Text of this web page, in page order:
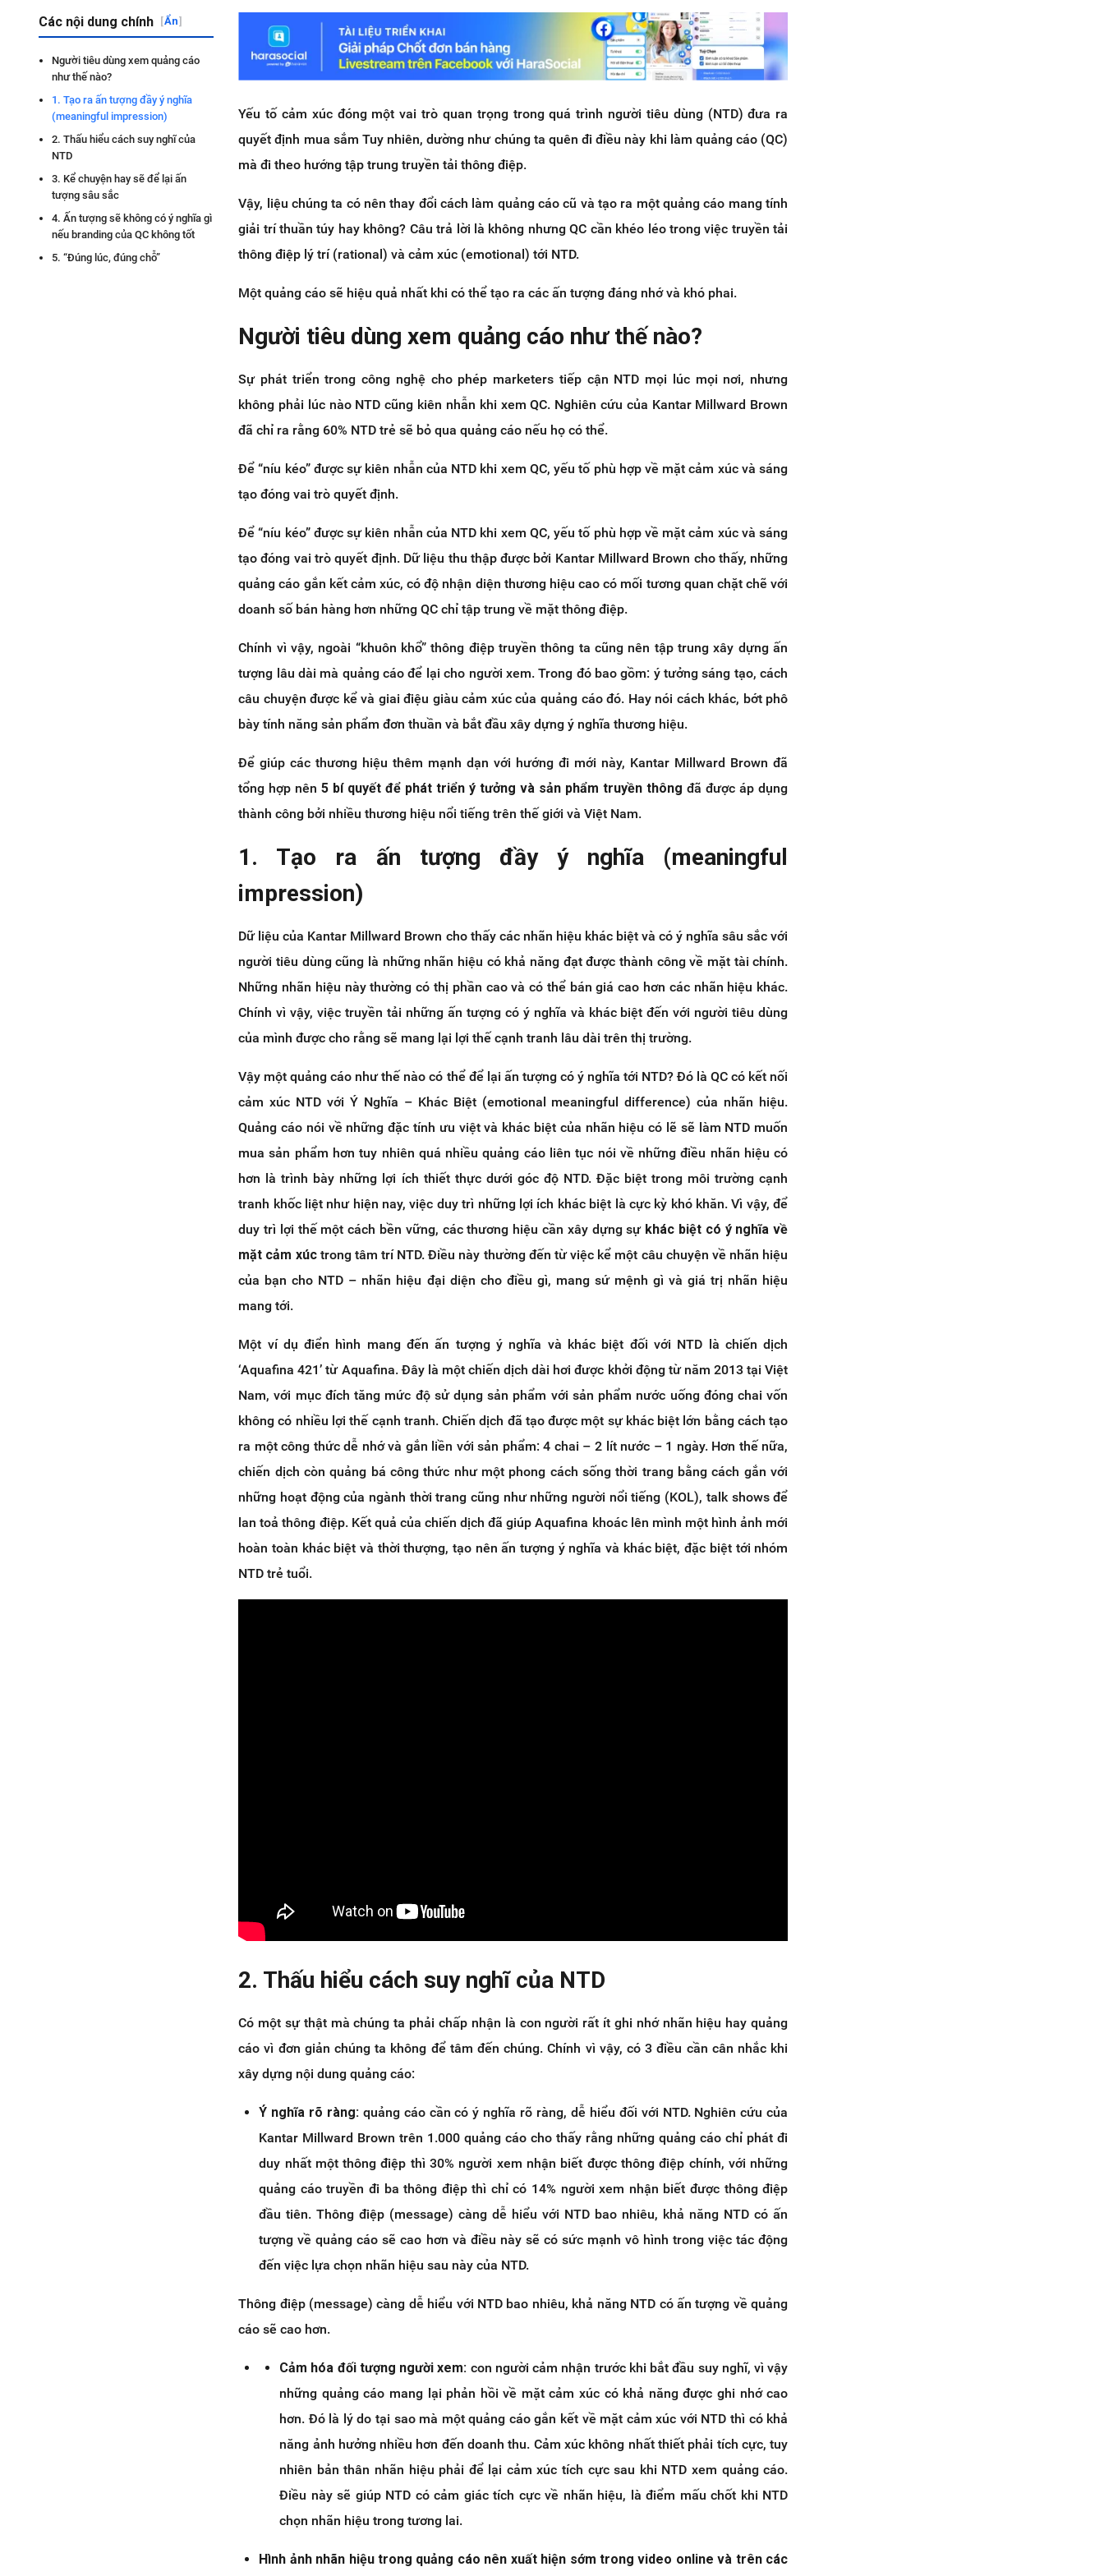
Các nội dung chính [Ẩn]
Người tiêu dùng xem quảng cáo
như thế nào?
1. Tạo ra ấn tượng đầy ý nghĩa
(meaningful impression)
2. Thấu hiểu cách suy nghĩ của
NTD
3. Kể chuyện hay sẽ để lại ấn
tượng sâu sắc
4. Ấn tượng sẽ không có ý nghĩa gì
nếu branding của QC không tốt
5. “Đúng lúc, đúng chỗ”
Yếu tố cảm xúc đóng một vai trò quan trọng trong quá trình người tiêu dùng (NTD) đưa ra
quyết định mua sắm Tuy nhiên, dường như chúng ta quên đi điều này khi làm quảng cáo (QC)
mà đi theo hướng tập trung truyền tải thông điệp.
Vậy, liệu chúng ta có nên thay đổi cách làm quảng cáo cũ và tạo ra một quảng cáo mang tính
giải trí thuần túy hay không? Câu trả lời là không nhưng QC cần khéo léo trong việc truyền tải
thông điệp lý trí (rational) và cảm xúc (emotional) tới NTD.
Một quảng cáo sẽ hiệu quả nhất khi có thể tạo ra các ấn tượng đáng nhớ và khó phai.
Người tiêu dùng xem quảng cáo như thế nào?
Sự phát triển trong công nghệ cho phép marketers tiếp cận NTD mọi lúc mọi nơi, nhưng
không phải lúc nào NTD cũng kiên nhẫn khi xem QC. Nghiên cứu của Kantar Millward Brown
đã chỉ ra rằng 60% NTD trẻ sẽ bỏ qua quảng cáo nếu họ có thể.
Để “níu kéo” được sự kiên nhẫn của NTD khi xem QC, yếu tố phù hợp về mặt cảm xúc và sáng
tạo đóng vai trò quyết định.
Để “níu kéo” được sự kiên nhẫn của NTD khi xem QC, yếu tố phù hợp về mặt cảm xúc và sáng
tạo đóng vai trò quyết định. Dữ liệu thu thập được bởi Kantar Millward Brown cho thấy, những
quảng cáo gắn kết cảm xúc, có độ nhận diện thương hiệu cao có mối tương quan chặt chẽ với
doanh số bán hàng hơn những QC chỉ tập trung về mặt thông điệp.
Chính vì vậy, ngoài “khuôn khổ” thông điệp truyền thông ta cũng nên tập trung xây dựng ấn
tượng lâu dài mà quảng cáo để lại cho người xem. Trong đó bao gồm: ý tưởng sáng tạo, cách
câu chuyện được kể và giai điệu giàu cảm xúc của quảng cáo đó. Hay nói cách khác, bớt phô
bày tính năng sản phẩm đơn thuần và bắt đầu xây dựng ý nghĩa thương hiệu.
Để giúp các thương hiệu thêm mạnh dạn với hướng đi mới này, Kantar Millward Brown đã
tổng hợp nên 5 bí quyết để phát triển ý tưởng và sản phẩm truyền thông đã được áp dụng
thành công bởi nhiều thương hiệu nổi tiếng trên thế giới và Việt Nam.
1. Tạo ra ấn tượng đầy ý nghĩa (meaningful
impression)
Dữ liệu của Kantar Millward Brown cho thấy các nhãn hiệu khác biệt và có ý nghĩa sâu sắc với
người tiêu dùng cũng là những nhãn hiệu có khả năng đạt được thành công về mặt tài chính.
Những nhãn hiệu này thường có thị phần cao và có thể bán giá cao hơn các nhãn hiệu khác.
Chính vì vậy, việc truyền tải những ấn tượng có ý nghĩa và khác biệt đến với người tiêu dùng
của mình được cho rằng sẽ mang lại lợi thế cạnh tranh lâu dài trên thị trường.
Vậy một quảng cáo như thế nào có thể để lại ấn tượng có ý nghĩa tới NTD? Đó là QC có kết nối
cảm xúc NTD với Ý Nghĩa – Khác Biệt (emotional meaningful difference) của nhãn hiệu.
Quảng cáo nói về những đặc tính ưu việt và khác biệt của nhãn hiệu có lẽ sẽ làm NTD muốn
mua sản phẩm hơn tuy nhiên quá nhiều quảng cáo liên tục nói về những điều nhãn hiệu có
hơn là trình bày những lợi ích thiết thực dưới góc độ NTD. Đặc biệt trong môi trường cạnh
tranh khốc liệt như hiện nay, việc duy trì những lợi ích khác biệt là cực kỳ khó khăn. Vì vậy, để
duy trì lợi thế một cách bền vững, các thương hiệu cần xây dựng sự khác biệt có ý nghĩa về
mặt cảm xúc trong tâm trí NTD. Điều này thường đến từ việc kể một câu chuyện về nhãn hiệu
của bạn cho NTD – nhãn hiệu đại diện cho điều gì, mang sứ mệnh gì và giá trị nhãn hiệu
mang tới.
Một ví dụ điển hình mang đến ấn tượng ý nghĩa và khác biệt đối với NTD là chiến dịch
‘Aquafina 421’ từ Aquafina. Đây là một chiến dịch dài hơi được khởi động từ năm 2013 tại Việt
Nam, với mục đích tăng mức độ sử dụng sản phẩm với sản phẩm nước uống đóng chai vốn
không có nhiều lợi thế cạnh tranh. Chiến dịch đã tạo được một sự khác biệt lớn bằng cách tạo
ra một công thức dễ nhớ và gắn liền với sản phẩm: 4 chai – 2 lít nước – 1 ngày. Hơn thế nữa,
chiến dịch còn quảng bá công thức như một phong cách sống thời trang bằng cách gắn với
những hoạt động của ngành thời trang cũng như những người nổi tiếng (KOL), talk shows để
lan toả thông điệp. Kết quả của chiến dịch đã giúp Aquafina khoác lên mình một hình ảnh mới
hoàn toàn khác biệt và thời thượng, tạo nên ấn tượng ý nghĩa và khác biệt, đặc biệt tới nhóm
NTD trẻ tuổi.
2. Thấu hiểu cách suy nghĩ của NTD
Có một sự thật mà chúng ta phải chấp nhận là con người rất ít ghi nhớ nhãn hiệu hay quảng
cáo vì đơn giản chúng ta không để tâm đến chúng. Chính vì vậy, có 3 điều cần cân nhắc khi
xây dựng nội dung quảng cáo:
Ý nghĩa rõ ràng: quảng cáo cần có ý nghĩa rõ ràng, dễ hiểu đối với NTD. Nghiên cứu của
Kantar Millward Brown trên 1.000 quảng cáo cho thấy rằng những quảng cáo chỉ phát đi
duy nhất một thông điệp thì 30% người xem nhận biết được thông điệp chính, với những
quảng cáo truyền đi ba thông điệp thì chỉ có 14% người xem nhận biết được thông điệp
đầu tiên. Thông điệp (message) càng dễ hiểu với NTD bao nhiêu, khả năng NTD có ấn
tượng về quảng cáo sẽ cao hơn và điều này sẽ có sức mạnh vô hình trong việc tác động
đến việc lựa chọn nhãn hiệu sau này của NTD.
Thông điệp (message) càng dễ hiểu với NTD bao nhiêu, khả năng NTD có ấn tượng về quảng
cáo sẽ cao hơn.
Cảm hóa đối tượng người xem: con người cảm nhận trước khi bắt đầu suy nghĩ, vì vậy
những quảng cáo mang lại phản hồi về mặt cảm xúc có khả năng được ghi nhớ cao
hơn. Đó là lý do tại sao mà một quảng cáo gắn kết về mặt cảm xúc với NTD thì có khả
năng ảnh hưởng nhiều hơn đến doanh thu. Cảm xúc không nhất thiết phải tích cực, tuy
nhiên bản thân nhãn hiệu phải để lại cảm xúc tích cực sau khi NTD xem quảng cáo.
Điều này sẽ giúp NTD có cảm giác tích cực về nhãn hiệu, là điểm mấu chốt khi NTD
chọn nhãn hiệu trong tương lai.
Hình ảnh nhãn hiệu trong quảng cáo nên xuất hiện sớm trong video online và trên các